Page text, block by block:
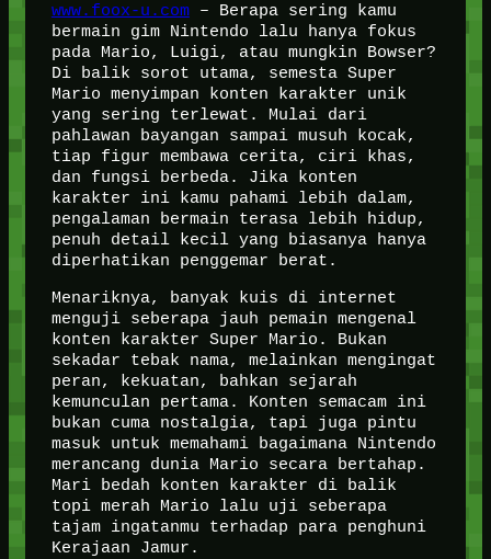
www.foox-u.com– Berapa sering kamu
bermain gim Nintendo lalu hanya fokus
pada Mario, Luigi, atau mungkin Bowser?
Di balik sorot utama, semesta Super
Mario menyimpan konten karakter unik
yang sering terlewat. Mulai dari
pahlawan bayangan sampai musuh kocak,
tiap figur membawa cerita, ciri khas,
dan fungsi berbeda. Jika konten
karakter ini kamu pahami lebih dalam,
pengalaman bermain terasa lebih hidup,
penuh detail kecil yang biasanya hanya
diperhatikan penggemar berat.
Menariknya, banyak kuis di internet
menguji seberapa jauh pemain mengenal
konten karakter Super Mario. Bukan
sekadar tebak nama, melainkan mengingat
peran, kekuatan, bahkan sejarah
kemunculan pertama. Konten semacam ini
bukan cuma nostalgia, tapi juga pintu
masuk untuk memahami bagaimana Nintendo
merancang dunia Mario secara bertahap.
Mari bedah konten karakter di balik
topi merah Mario lalu uji seberapa
tajam ingatanmu terhadap para penghuni
Kerajaan Jamur.